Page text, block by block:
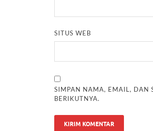
SITUS WEB
SIMPAN NAMA, EMAIL, DAN
BERIKUTNYA.